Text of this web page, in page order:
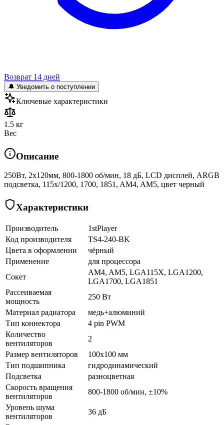
Возврат 14 дней
🔔 Уведомить о поступлении
Ключевые характеристики
1.5 кг
Вес
Описание
250Вт, 2x120мм, 800-1800 об/мин, 18 дБ, LCD дисплей, ARGB
подсветка, 115x/1200, 1700, 1851, AM4, AM5, цвет черный
Характеристики
Производитель
1stPlayer
Код производителя
TS4-240-BK
Цвета в оформлении
чёрный
Применение
для процессора
Сокет
AM4, AM5, LGA115X, LGA1200,
LGA1700, LGA1851
Рассеиваемая
мощность
250 Вт
Материал радиатора
медь+алюминий
Тип коннектора
4 pin PWM
Количество
вентиляторов
2
Размер вентиляторов
100x100 мм
Тип подшипника
гидродинамический
Подсветка
разноцветная
Скорость вращения
вентиляторов
800-1800 об/мин, ±10%
Уровень шума
вентиляторов
36 дБ